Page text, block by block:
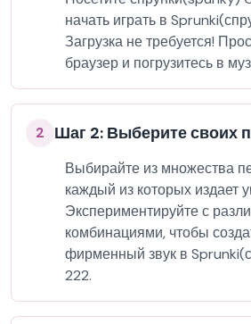
начать играть в
Загрузка не требуется!
браузер и погрузитесь в
2 Шаг 2: Выберите своих
Выбирайте из множества
каждый из которых издает
Экспериментируйте с
комбинациями, чтобы
фирменный звук в
222.